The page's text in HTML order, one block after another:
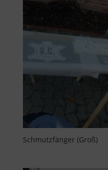
Schmutzfänger (Groß)